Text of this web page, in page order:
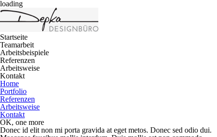
loading
Startseite
Teamarbeit
Arbeitsbeispiele
Referenzen
Arbeitsweise
Kontakt
Home
Portfolio
Referenzen
Arbeitsweise
Kontakt
OK, one more
Donec id elit non mi porta gravida at eget metos. Donec sed odio dui.